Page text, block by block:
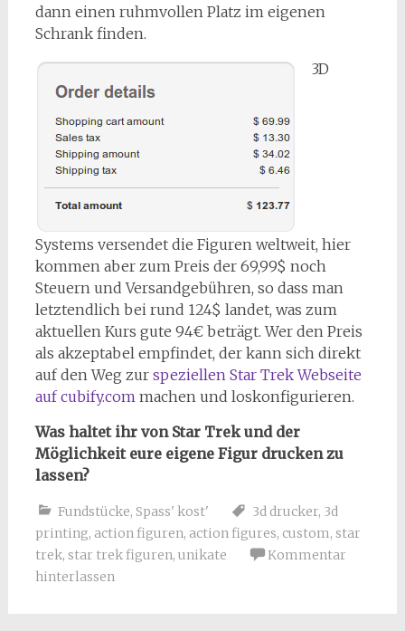
dann einen ruhmvollen Platz im eigenen
Schrank finden.
3D
Systems versendet die Figuren weltweit, hier
kommen aber zum Preis der 69,99$ noch
Steuern und Versandgebühren, so dass man
letztendlich bei rund 124$ landet, was zum
aktuellen Kurs gute 94€ beträgt. Wer den Preis
als akzeptabel empfindet, der kann sich direkt
auf den Weg zur speziellen Star Trek Webseite
auf cubify.com machen und loskonfigurieren.
Was haltet ihr von Star Trek und der
Möglichkeit eure eigene Figur drucken zu
lassen?
Fundstücke, Spass' kost' 3d drucker, 3d
printing, action figuren, action figures, custom, star
trek, star trek figuren, unikate
Kommentar
hinterlassen